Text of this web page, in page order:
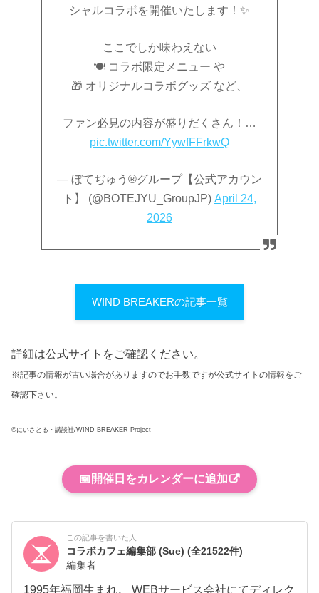
シャルコラボを開催いたします！✨
ここでしか味わえない
🍽 コラボ限定メニュー や
🎁 オリジナルコラボグッズ など、
ファン必見の内容が盛りだくさん！…
pic.twitter.com/YywfFFrkwQ
— ぼてぢゅう®︎グループ【公式アカウン
ト】 (@BOTEJYU_GroupJP) April 24,
2026
WIND BREAKERの記事一覧
詳細は公式サイトをご確認ください。
※記事の情報が古い場合がありますのでお手数ですが公式サイトの情報をご
確認下さい。
©にいさとる・講談社/WIND BREAKER Project
📅 開催日をカレンダーに追加
この記事を書いた人
コラボカフェ編集部 (Sue)(全21522件)
編集者
1995年福岡生まれ。 WEBサービス会社にてディレク